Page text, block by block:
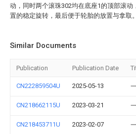
动，同时两个滚珠302均在底座1的顶部滚动
置的稳定旋转，最后便于轮胎的放置与拿取。
Similar Documents
Publication Publication Date
CN222859504U 2025-05-13
CN218662115U 2023-03-21
CN218453711U 2023-02-07